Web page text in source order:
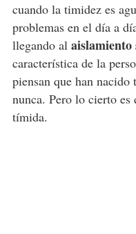
cuando la timidez es
problemas en el día a
llegando al aislamiento
característica de la
piensan que han
nunca. Pero lo cierto es
tímida.